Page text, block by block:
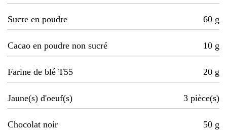
Sucre en poudre 60 g
Cacao en poudre non sucré 10 g
Farine de blé T55 20 g
Jaune(s) d'oeuf(s) 3 pièce(s)
Chocolat noir 50 g